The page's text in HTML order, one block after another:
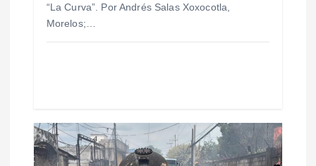
a
“La Curva”. Por Andrés Salas Xoxocotla,
Morelos;…